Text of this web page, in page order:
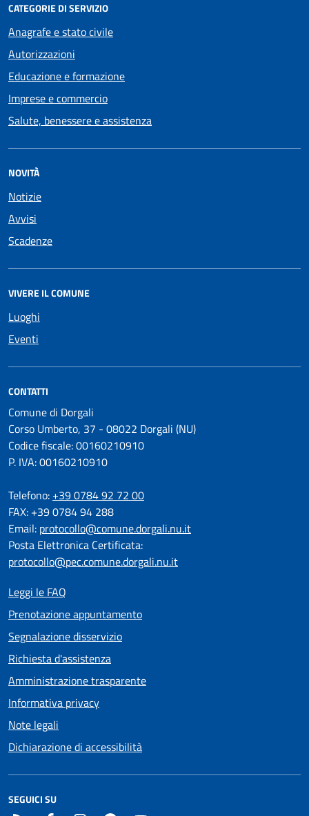
CATEGORIE DI SERVIZIO
Anagrafe e stato civile
Autorizzazioni
Educazione e formazione
Imprese e commercio
Salute, benessere e assistenza
NOVITÀ
Notizie
Avvisi
Scadenze
VIVERE IL COMUNE
Luoghi
Eventi
CONTATTI
Comune di Dorgali
Corso Umberto, 37 - 08022 Dorgali (NU)
Codice fiscale: 00160210910
P. IVA: 00160210910
Telefono: +39 0784 92 72 00
FAX: +39 0784 94 288
Email: protocollo@comune.dorgali.nu.it
Posta Elettronica Certificata:
protocollo@pec.comune.dorgali.nu.it
Leggi le FAQ
Prenotazione appuntamento
Segnalazione disservizio
Richiesta d'assistenza
Amministrazione trasparente
Informativa privacy
Note legali
Dichiarazione di accessibilità
SEGUICI SU